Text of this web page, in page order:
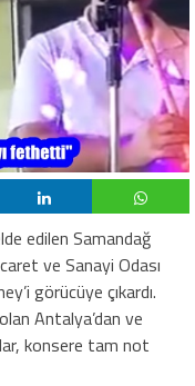
edilen Samandağ
ve Sanayi Odası
görücüye çıkardı.
Antalya’dan ve
konsere tam not